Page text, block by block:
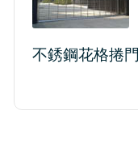
不銹鋼花格捲門